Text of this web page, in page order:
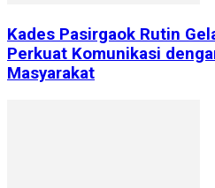
Kades Pasirgaok Rutin
Perkuat Komunikasi
Masyarakat